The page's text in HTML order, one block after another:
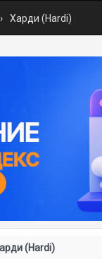
Харди (Hardi)
(Hardi)